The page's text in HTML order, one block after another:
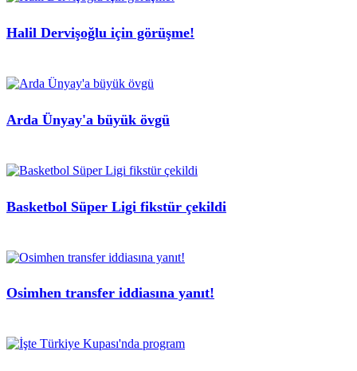
Halil Dervişoğlu için görüşme!
Arda Ünyay'a büyük övgü
Basketbol Süper Ligi fikstür çekildi
Osimhen transfer iddiasına yanıt!